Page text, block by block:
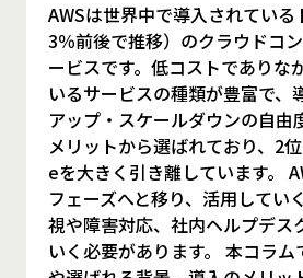
AWSは世界中で導入されてい
3％前後で推移）のクラウドコ
ービスです。低コストでありな
いるサービスの種類が豊富で、
アップ・スケールダウンの自由
メリットから選ばれており、2
eを大きく引き離しています。
フェーズへと移り、活用してい
視や障害対応、社内ヘルプデス
いく必要があります。 本コラ